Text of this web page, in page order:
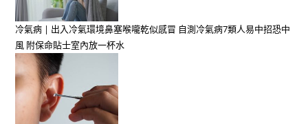
冷氣病 | 出入冷氣環境鼻塞喉嚨乾似感冒 自測冷氣病7類人易中招恐中
風 附保命貼士室內放一杯水